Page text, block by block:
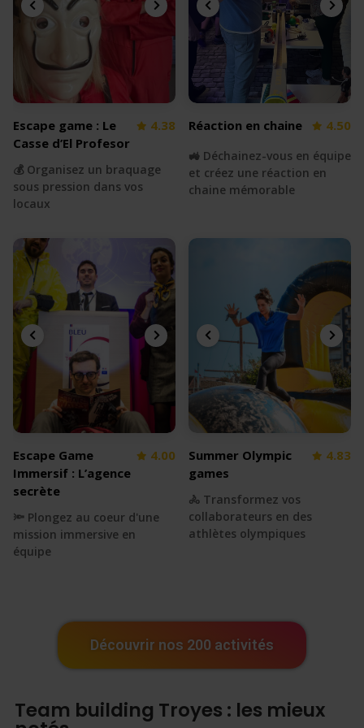
Escape game : Le
Casse d’El Profesor
4.38
💰 Organisez un braquage
sous pression dans vos
locaux
Réaction en chaine 4.50
🚜 Déchainez-vous en équipe
et créez une réaction en
chaine mémorable
Escape Game
Immersif : L’agence
secrète
4.00
🔦 Plongez au coeur d'une
mission immersive en
équipe
Summer Olympic
games
4.83
🚴 Transformez vos
collaborateurs en des
athlètes olympiques
Découvrir nos 200 activités
Team building Troyes : les mieux